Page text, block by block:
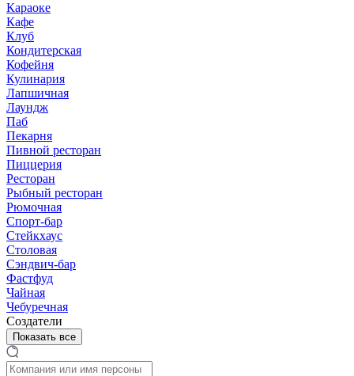
Караоке
Кафе
Клуб
Кондитерская
Кофейня
Кулинария
Лапшичная
Лаундж
Паб
Пекарня
Пивной ресторан
Пиццерия
Ресторан
Рыбный ресторан
Рюмочная
Спорт-бар
Стейкхаус
Столовая
Сэндвич-бар
Фастфуд
Чайная
Чебуречная
Создатели
Показать все